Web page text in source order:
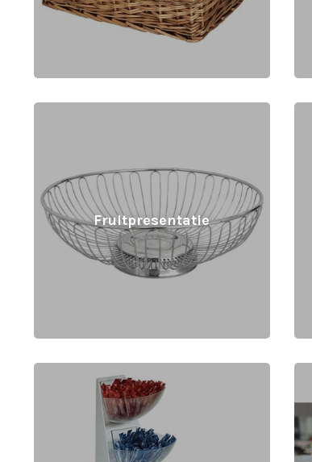
Fruitpresentatie